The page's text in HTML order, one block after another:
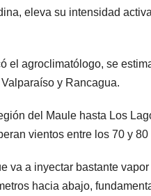
eleva su intensidad
el agroclimatólogo, se
y Rancagua.
del Maule hasta Los
vientos entre los 70 y 80
va a inyectar bastante
hacia abajo,